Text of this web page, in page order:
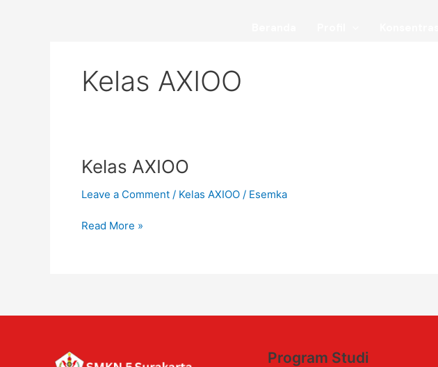
Kelas AXIOO
Kelas AXIOO
Leave a Comment / Kelas AXIOO / Esemka
Kelas
Read More »
Program Studi